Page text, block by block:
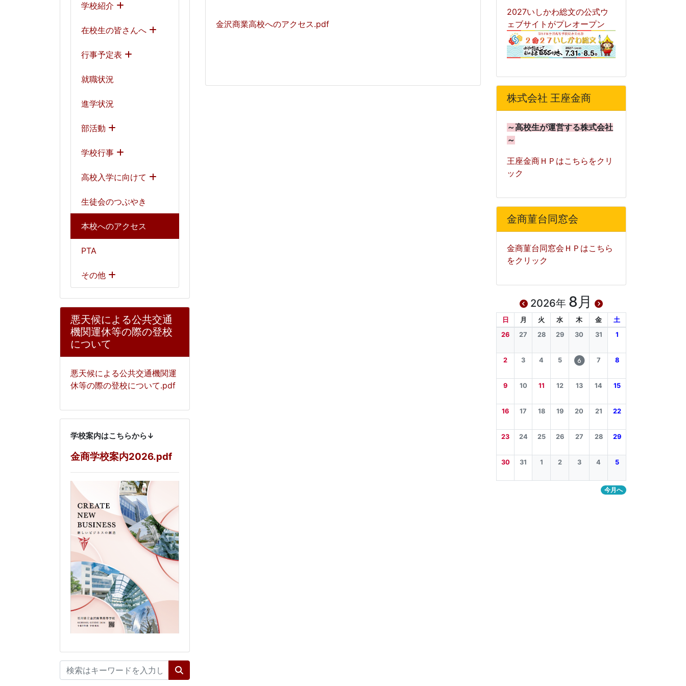
学校紹介
在校生の皆さんへ
行事予定表
就職状況
進学状況
部活動
学校行事
高校入学に向けて
生徒会のつぶやき
本校へのアクセス
PTA
その他
悪天候による公共交通
機関運休等の際の登校
について
悪天候による公共交通機関運
休等の際の登校について.pdf
学校案内はこちらから↓
金商学校案内2026.pdf
金沢商業高校へのアクセス.pdf
2027いしかわ総文の公式ウ
ェブサイトがプレオープン
株式会社 王座金商
～高校生が運営する株式会社
～
王座金商ＨＰはこちらをクリ
ック
金商菫台同窓会
金商菫台同窓会ＨＰはこちら
をクリック
2026年 8月
日 月 火 水 木 金
土
26
27 28 29 30 31 1
2 3 4 5 6 7 8
9 10 11 12 13 14 15
16 17 18 19 20 21 22
23 24 25 26 27 28 29
30 31 1 2 3 4 5
今月へ